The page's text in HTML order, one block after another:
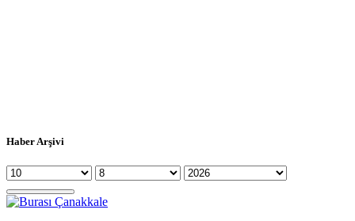
Haber Arşivi